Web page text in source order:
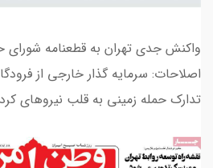
واکنش جدی تهران به قطعنامه شورای
اصلاحات: سرمایه گذار خارجی از
تدارک حمله زمینی به قلب نیروهای کرد